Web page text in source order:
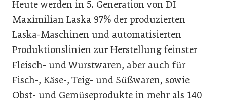
Heute werden in 5. Generation von DI
Maximilian Laska 97% der produzierten
Laska-Maschinen und automatisierten
Produktionslinien zur Herstellung feinster
Fleisch- und Wurstwaren, aber auch für
Fisch-, Käse-, Teig- und Süßwaren, sowie
Obst- und Gemüseprodukte in mehr als 140